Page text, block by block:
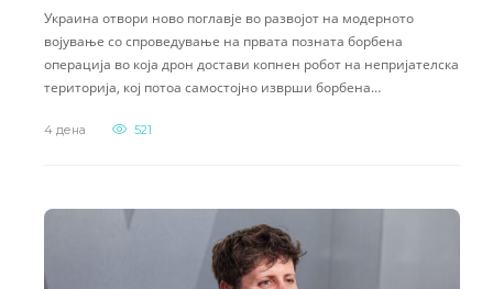
Украина отвори ново поглавје во развојот на модерното
војување со спроведување на првата позната борбена
операција во која дрон достави копнен робот на непријателска
територија, кој потоа самостојно изврши борбена…
4 дена 521